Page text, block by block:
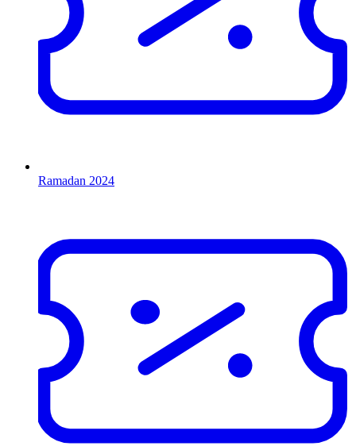
Ramadan 2024